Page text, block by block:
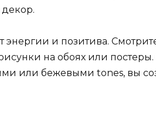
энергии и позитива.
на обоях или
или бежевыми tones, вы